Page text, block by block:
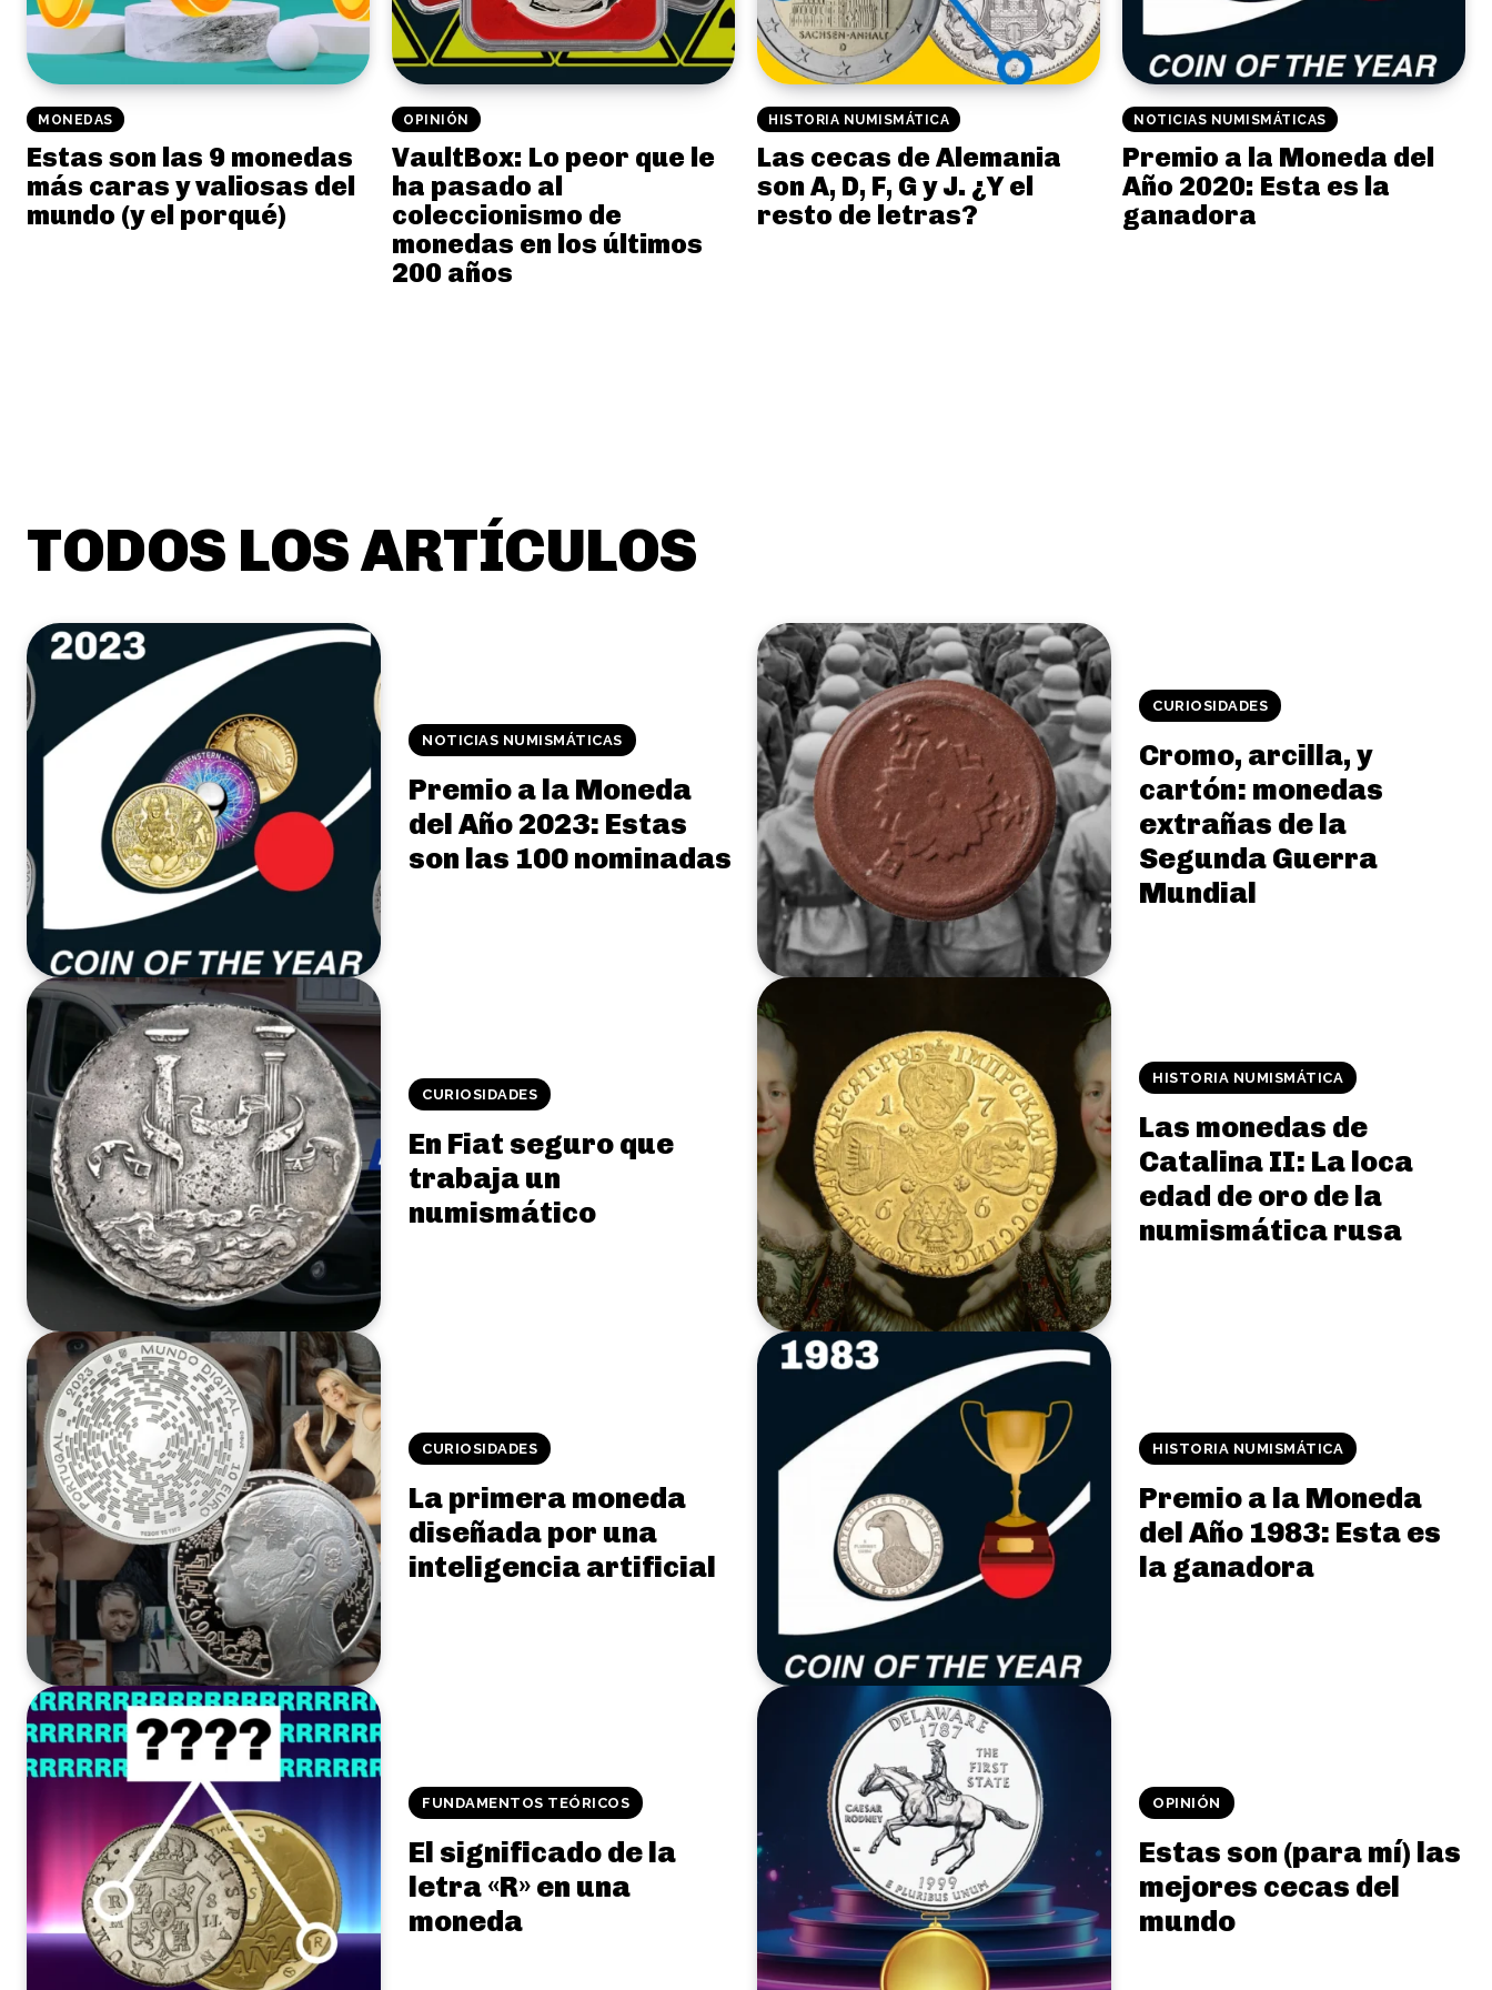
MONEDAS
Estas son las 9 monedas
más caras y valiosas del
mundo (y el porqué)
OPINIÓN
VaultBox: Lo peor que le
ha pasado al
coleccionismo de
monedas en los últimos
200 años
HISTORIA NUMISMÁTICA
Las cecas de Alemania
son A, D, F, G y J. ¿Y el
resto de letras?
NOTICIAS NUMISMÁTICAS
Premio a la Moneda del
Año 2020: Esta es la
ganadora
TODOS LOS ARTÍCULOS
NOTICIAS NUMISMÁTICAS
Premio a la Moneda
del Año 2023: Estas
son las 100 nominadas
CURIOSIDADES
Cromo, arcilla, y
cartón: monedas
extrañas de la
Segunda Guerra
Mundial
CURIOSIDADES
En Fiat seguro que
trabaja un
numismático
HISTORIA NUMISMÁTICA
Las monedas de
Catalina II: La loca
edad de oro de la
numismática rusa
CURIOSIDADES
La primera moneda
diseñada por una
inteligencia artificial
HISTORIA NUMISMÁTICA
Premio a la Moneda
del Año 1983: Esta es
la ganadora
FUNDAMENTOS TEÓRICOS
El significado de la
letra «R» en una
moneda
OPINIÓN
Estas son (para mí) las
mejores cecas del
mundo